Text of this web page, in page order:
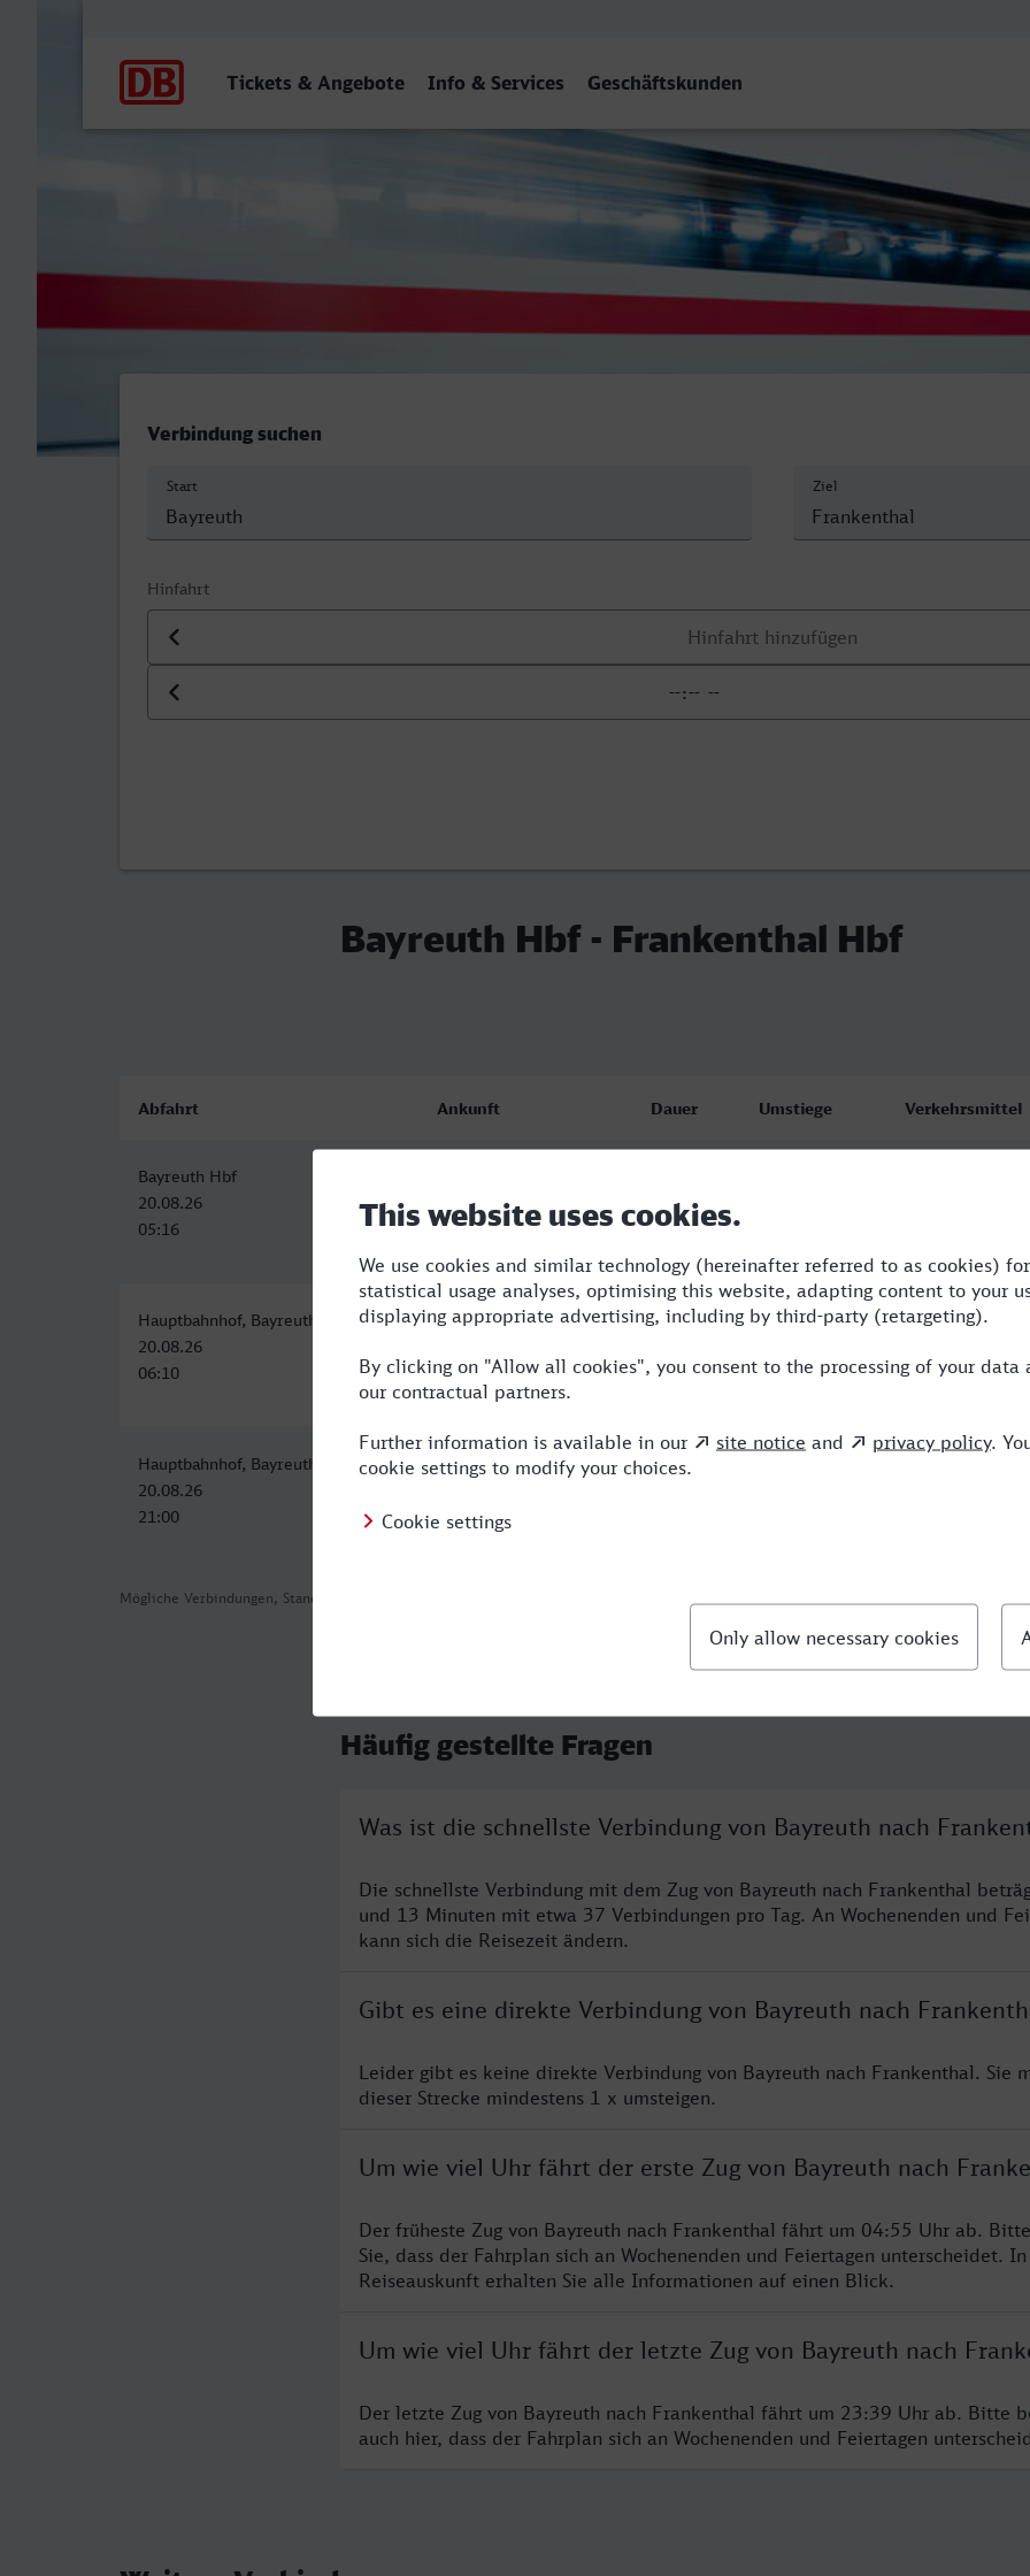
Tickets & Angebote Info & Services Geschäftskunden
Bayreuth Hbf - Frankenthal Hbf
Verbindung suchen
Start Ziel
Hinfahrt
Datum der Hinfahrt
Uhrzeit der Hinfahrt
Bayreuth Hbf - Frankenthal Hbf
Mögliche Verbindungen, Stand: 2026-08-06 04:37
Abfahrt Ankunft Dauer Umstiege Verkehrsmittel
Bayreuth Hbf
20.08.26
05:16
20.08.26
10:29
Hauptbahnhof, Bayreuth
20.08.26
06:10
Frankenthal Hbf
11:52
5:42 2 BUS,RE,ICE
Hauptbahnhof, Bayreuth
20.08.26
21:00
Frankenthal Hbf
05:57
8:57
Häufig gestellte Fragen
Was ist die schnellste Verbindung von Bayreuth nach
Die schnellste Verbindung mit dem Zug von Bayreuth nach Frankenthal
und 13 Minuten mit etwa 37 Verbindungen pro Tag. An Wochenenden und
kann sich die Reisezeit ändern.
Gibt es eine direkte Verbindung von Bayreuth nach
Leider gibt es keine direkte Verbindung von Bayreuth nach Frankenthal. Sie
dieser Strecke mindestens 1 x umsteigen.
Um wie viel Uhr fährt der erste Zug von Bayreuth nach
Der früheste Zug von Bayreuth nach Frankenthal fährt um 04:55 Uhr ab.
Sie, dass der Fahrplan sich an Wochenenden und Feiertagen unterscheidet.
Reiseauskunft erhalten Sie alle Informationen auf einen Blick.
Um wie viel Uhr fährt der letzte Zug von Bayreuth nach
Der letzte Zug von Bayreuth nach Frankenthal fährt um 23:39 Uhr ab. Bitte
auch hier, dass der Fahrplan sich an Wochenenden und Feiertagen